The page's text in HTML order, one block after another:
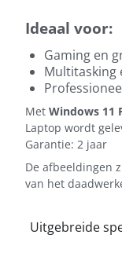
Ideaal voor:
Gaming en
Multitasking
Met Windows 11
Laptop wordt
Garantie: 2 jaar
De afbeeldingen
van het
Uitgebreide